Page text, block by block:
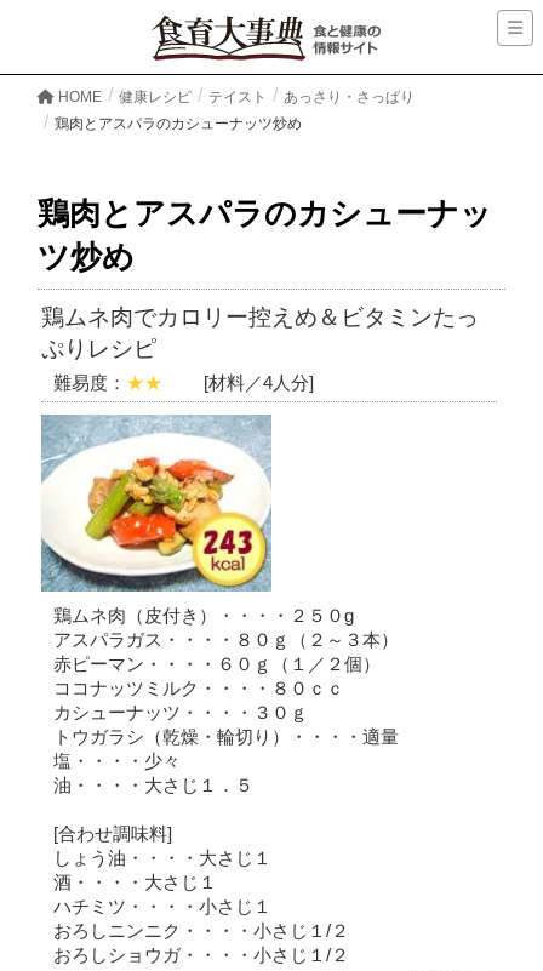
HOME 健康レシピ テイスト
あっさり・さっぱり
鶏肉とアスパラのカシューナッツ炒め
鶏肉とアスパラのカシューナッ
ツ炒め
鶏ムネ肉でカロリー控えめ＆ビタミンたっ
ぷりレシピ
難易度： ★★ [材料／4人分]
鶏ムネ肉（皮付き）・・・・２５０g
アスパラガス・・・・８０ｇ（２～３本）
赤ピーマン・・・・６０ｇ（１／２個）
ココナッツミルク・・・・８０ｃｃ
カシューナッツ・・・・３０ｇ
トウガラシ（乾燥・輪切り）・・・・適量
塩・・・・少々
油・・・・大さじ１．５
[合わせ調味料]
しょう油・・・・大さじ１
酒・・・・大さじ１
ハチミツ・・・・小さじ１
おろしニンニク・・・・小さじ１/２
おろしショウガ・・・・小さじ１/２